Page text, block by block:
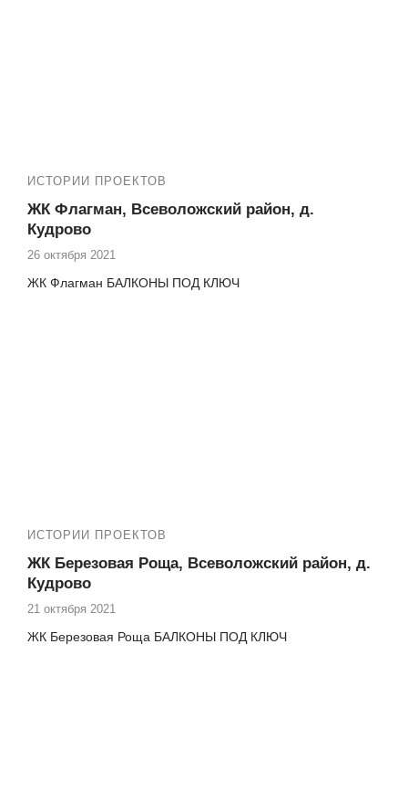
ИСТОРИИ ПРОЕКТОВ
ЖК Флагман, Всеволожский район, д.
Кудрово
26 октября 2021
ЖК Флагман БАЛКОНЫ ПОД КЛЮЧ
ИСТОРИИ ПРОЕКТОВ
ЖК Березовая Роща, Всеволожский район, д.
Кудрово
21 октября 2021
ЖК Березовая Роща БАЛКОНЫ ПОД КЛЮЧ